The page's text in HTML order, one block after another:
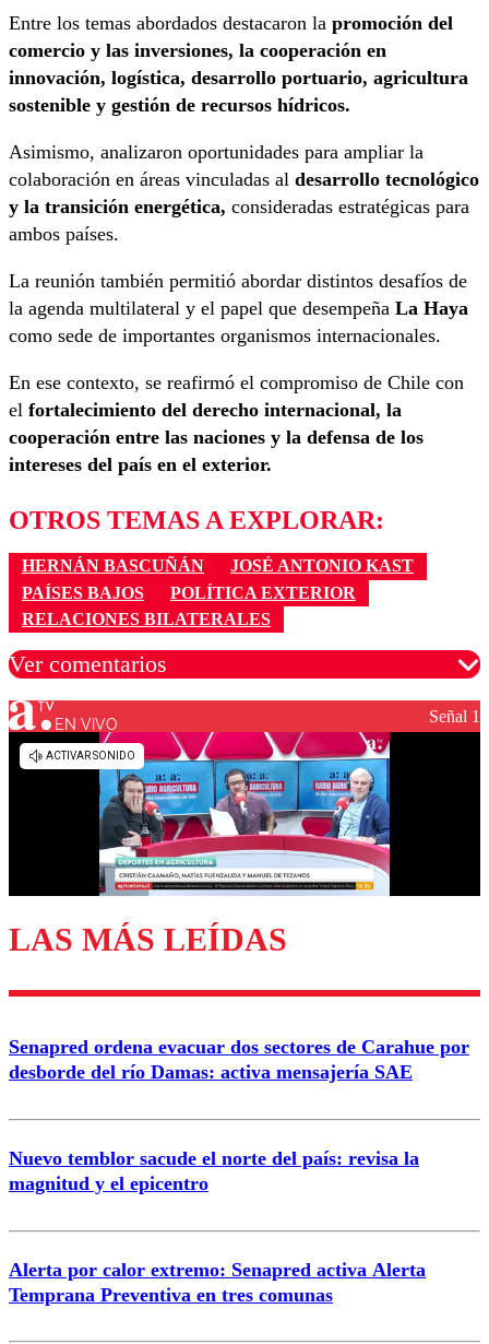
Entre los temas abordados destacaron la promoción del
comercio y las inversiones, la cooperación en
innovación, logística, desarrollo portuario, agricultura
sostenible y gestión de recursos hídricos.
Asimismo, analizaron oportunidades para ampliar la
colaboración en áreas vinculadas al desarrollo tecnológico
y la transición energética, consideradas estratégicas para
ambos países.
La reunión también permitió abordar distintos desafíos de
la agenda multilateral y el papel que desempeña La Haya
como sede de importantes organismos internacionales.
En ese contexto, se reafirmó el compromiso de Chile con
el fortalecimiento del derecho internacional, la
cooperación entre las naciones y la defensa de los
intereses del país en el exterior.
OTROS TEMAS A EXPLORAR:
HERNÁN BASCUÑÁN
JOSÉ ANTONIO KAST
PAÍSES BAJOS
POLÍTICA EXTERIOR
RELACIONES BILATERALES
Ver comentarios
Los comentarios son moderados para garantizar un
diálogo respetuoso.
Enviar comentario
EN VIVO Señal 1
LAS MÁS LEÍDAS
Senapred ordena evacuar dos sectores de Carahue por
desborde del río Damas: activa mensajería SAE
Nuevo temblor sacude el norte del país: revisa la
magnitud y el epicentro
Alerta por calor extremo: Senapred activa Alerta
Temprana Preventiva en tres comunas